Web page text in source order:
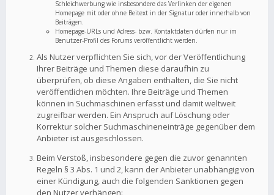
Schleichwerbung wie insbesondere das Verlinken der eigenen
Homepage mit oder ohne Beitext in der Signatur oder innerhalb von
Beiträgen.
Homepage-URLs und Adress- bzw. Kontaktdaten dürfen nur im
Benutzer-Profil des Forums veröffentlicht werden.
Als Nutzer verpflichten Sie sich, vor der Veröffentlichung
Ihrer Beiträge und Themen diese daraufhin zu
überprüfen, ob diese Angaben enthalten, die Sie nicht
veröffentlichen möchten. Ihre Beiträge und Themen
können in Suchmaschinen erfasst und damit weltweit
zugreifbar werden. Ein Anspruch auf Löschung oder
Korrektur solcher Suchmaschineneinträge gegenüber dem
Anbieter ist ausgeschlossen.
Beim Verstoß, insbesondere gegen die zuvor genannten
Regeln § 3 Abs. 1 und 2, kann der Anbieter unabhängig von
einer Kündigung, auch die folgenden Sanktionen gegen
den Nutzer verhängen: